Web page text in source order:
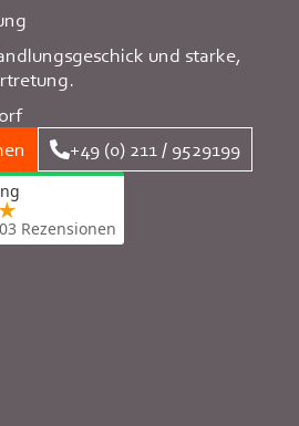
und starke,
+49 (0) 211 / 9529199
Rezensionen